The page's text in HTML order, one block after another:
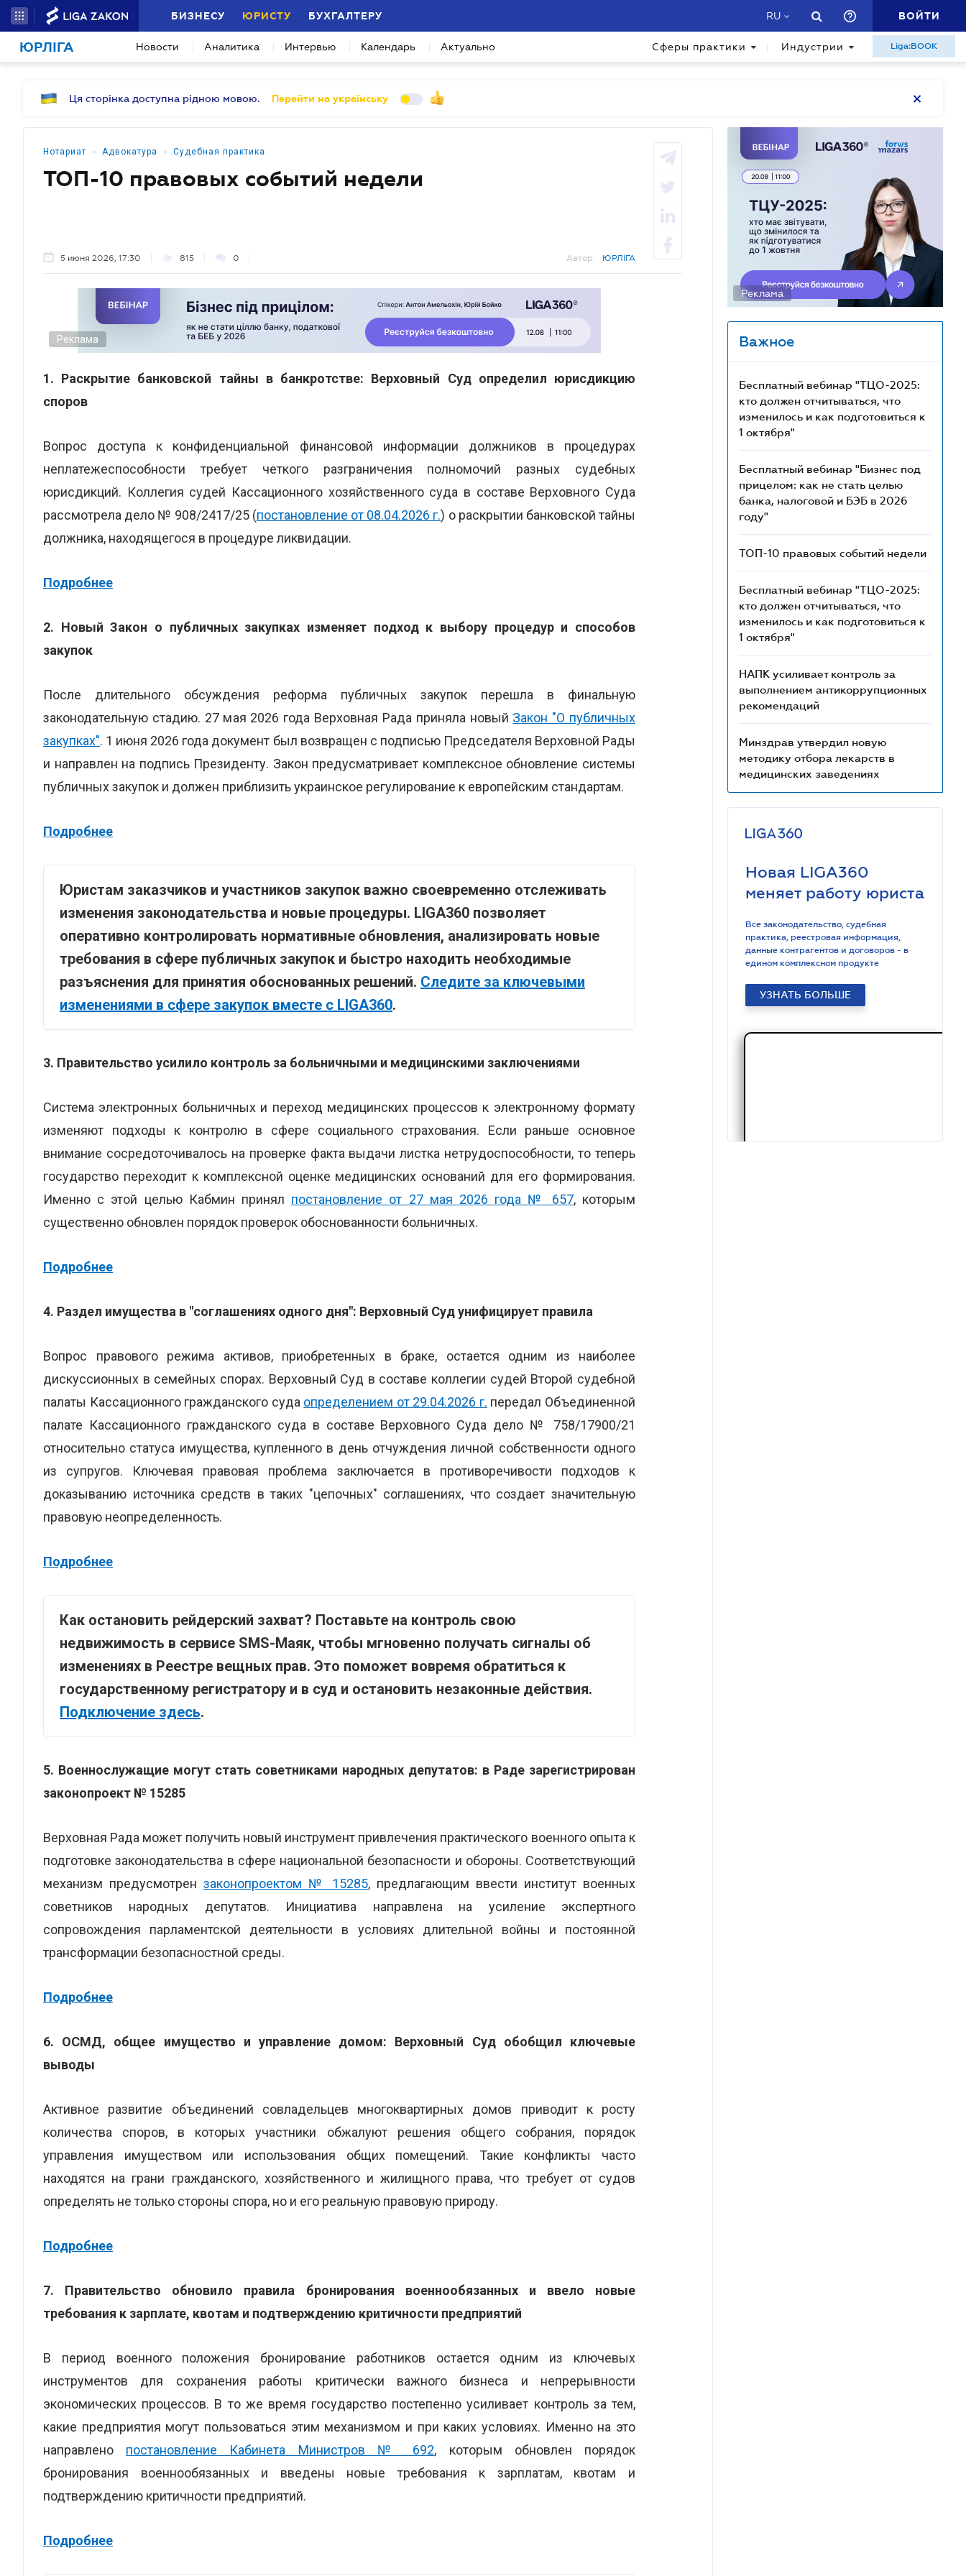
БИЗНЕСУ ЮРИСТУ БУХГАЛТЕРУ RU ВОЙТИ
ЮРЛІГА Новости Аналитика Интервью Календарь Актуально Сферы практики Индустрии Liga:BOOK
Ця сторінка доступна рідною мовою. Перейти на українську
Нотариат • Адвокатура • Судебная практика
ТОП-10 правовых событий недели
5 июня 2026, 17:30 815 0 Автор: ЮРЛІГА
Реклама
1. Раскрытие банковской тайны в банкротстве: Верховный Суд определил юрисдикцию
споров
Вопрос доступа к конфиденциальной финансовой информации должников в процедурах
неплатежеспособности требует четкого разграничения полномочий разных судебных
юрисдикций. Коллегия судей Кассационного хозяйственного суда в составе Верховного Суда
рассмотрела дело № 908/2417/25 (постановление от 08.04.2026 г.) о раскрытии банковской тайны
должника, находящегося в процедуре ликвидации.
Подробнее
2. Новый Закон о публичных закупках изменяет подход к выбору процедур и способов
закупок
После длительного обсуждения реформа публичных закупок перешла в финальную
законодательную стадию. 27 мая 2026 года Верховная Рада приняла новый Закон "О публичных
закупках". 1 июня 2026 года документ был возвращен с подписью Председателя Верховной Рады
и направлен на подпись Президенту. Закон предусматривает комплексное обновление системы
публичных закупок и должен приблизить украинское регулирование к европейским стандартам.
Подробнее
Юристам заказчиков и участников закупок важно своевременно отслеживать
изменения законодательства и новые процедуры. LIGA360 позволяет
оперативно контролировать нормативные обновления, анализировать новые
требования в сфере публичных закупок и быстро находить необходимые
разъяснения для принятия обоснованных решений. Следите за ключевыми
изменениями в сфере закупок вместе с LIGA360.
3. Правительство усилило контроль за больничными и медицинскими заключениями
Система электронных больничных и переход медицинских процессов к электронному формату
изменяют подходы к контролю в сфере социального страхования. Если раньше основное
внимание сосредоточивалось на проверке факта выдачи листка нетрудоспособности, то теперь
государство переходит к комплексной оценке медицинских оснований для его формирования.
Именно с этой целью Кабмин принял постановление от 27 мая 2026 года № 657, которым
существенно обновлен порядок проверок обоснованности больничных.
Подробнее
4. Раздел имущества в "соглашениях одного дня": Верховный Суд унифицирует правила
Вопрос правового режима активов, приобретенных в браке, остается одним из наиболее
дискуссионных в семейных спорах. Верховный Суд в составе коллегии судей Второй судебной
палаты Кассационного гражданского суда определением от 29.04.2026 г. передал Объединенной
палате Кассационного гражданского суда в составе Верховного Суда дело № 758/17900/21
относительно статуса имущества, купленного в день отчуждения личной собственности одного
из супругов. Ключевая правовая проблема заключается в противоречивости подходов к
доказыванию источника средств в таких "цепочных" соглашениях, что создает значительную
правовую неопределенность.
Подробнее
Как остановить рейдерский захват? Поставьте на контроль свою
недвижимость в сервисе SMS-Маяк, чтобы мгновенно получать сигналы об
изменениях в Реестре вещных прав. Это поможет вовремя обратиться к
государственному регистратору и в суд и остановить незаконные действия.
Подключение здесь.
5. Военнослужащие могут стать советниками народных депутатов: в Раде зарегистрирован
законопроект № 15285
Верховная Рада может получить новый инструмент привлечения практического военного опыта к
подготовке законодательства в сфере национальной безопасности и обороны. Соответствующий
механизм предусмотрен законопроектом № 15285, предлагающим ввести институт военных
советников народных депутатов. Инициатива направлена на усиление экспертного
сопровождения парламентской деятельности в условиях длительной войны и постоянной
трансформации безопасностной среды.
Подробнее
6. ОСМД, общее имущество и управление домом: Верховный Суд обобщил ключевые
выводы
Активное развитие объединений совладельцев многоквартирных домов приводит к росту
количества споров, в которых участники обжалуют решения общего собрания, порядок
управления имуществом или использования общих помещений. Такие конфликты часто
находятся на грани гражданского, хозяйственного и жилищного права, что требует от судов
определять не только стороны спора, но и его реальную правовую природу.
Подробнее
7. Правительство обновило правила бронирования военнообязанных и ввело новые
требования к зарплате, квотам и подтверждению критичности предприятий
В период военного положения бронирование работников остается одним из ключевых
инструментов для сохранения работы критически важного бизнеса и непрерывности
экономических процессов. В то же время государство постепенно усиливает контроль за тем,
какие предприятия могут пользоваться этим механизмом и при каких условиях. Именно на это
направлено постановление Кабинета Министров № 692, которым обновлен порядок
бронирования военнообязанных и введены новые требования к зарплатам, квотам и
подтверждению критичности предприятий.
Подробнее
Реклама
Важное
Бесплатный вебинар "ТЦО-2025:
кто должен отчитываться, что
изменилось и как подготовиться к
1 октября"
Бесплатный вебинар "Бизнес под
прицелом: как не стать целью
банка, налоговой и БЭБ в 2026
году"
ТОП-10 правовых событий недели
Бесплатный вебинар "ТЦО-2025:
кто должен отчитываться, что
изменилось и как подготовиться к
1 октября"
НАПК усиливает контроль за
выполнением антикоррупционных
рекомендаций
Минздрав утвердил новую
методику отбора лекарств в
медицинских заведениях
Новая LIGA360
меняет работу юриста
Все законодательство, судебная
практика, реестровая информация,
данные контрагентов и договоров - в
едином комплексном продукте
УЗНАТЬ БОЛЬШЕ